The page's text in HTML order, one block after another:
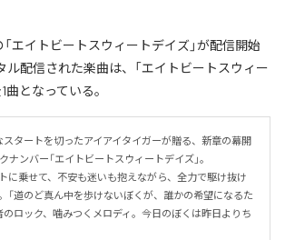
エイトビートスウィートデイズ」が配信開始
ル配信された楽曲は、「エイトビートスウィー
曲となっている。
タートを切ったアイアイタイガーが贈る、新章の幕開
ナンバー「エイトビートスウィートデイズ」。
に乗せて、不安も迷いも抱えながら、全力で駆け抜け
「道のど真ん中を歩けないぼくが、誰かの希望になるた
のロック、噛みつくメロディ。今日のぼくは昨日よりち